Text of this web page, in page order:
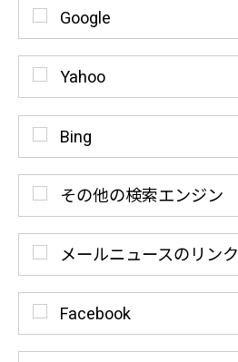
Google
Yahoo
Bing
その他の検索エンジン
メールニュースのリンク
Facebook